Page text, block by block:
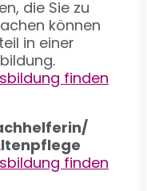
die Sie zu
können
in einer
finden
finden